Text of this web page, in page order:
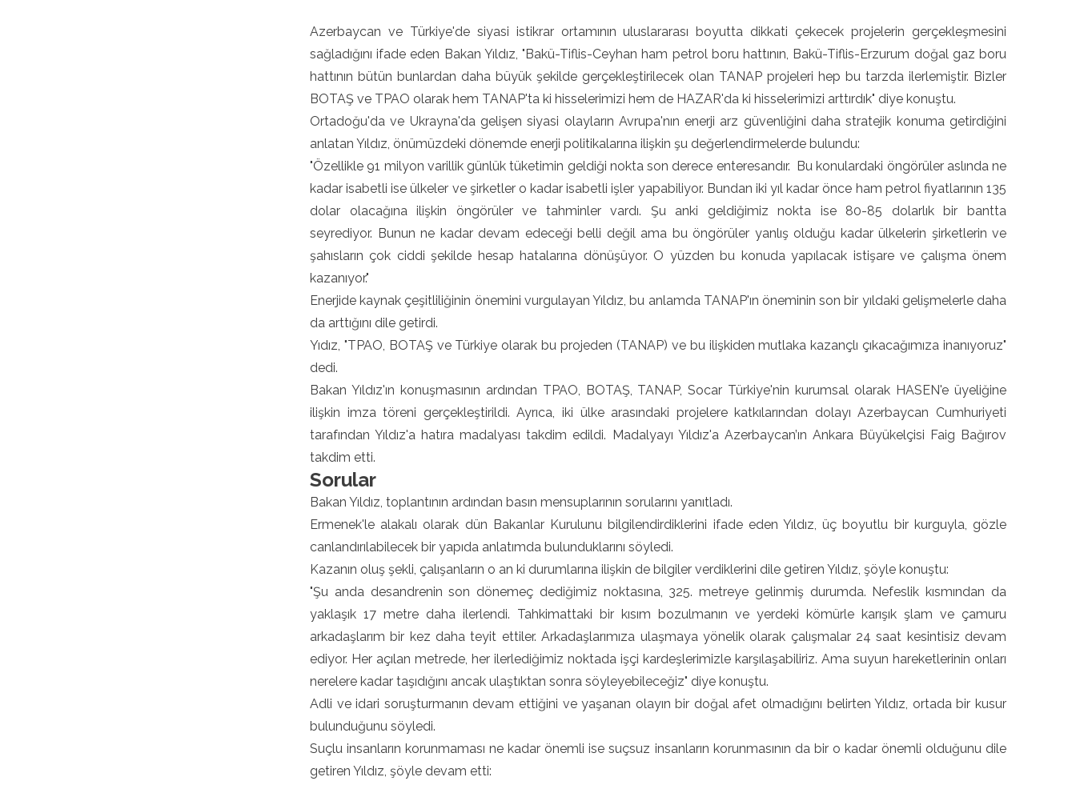
Azerbaycan ve Türkiye'de siyasi istikrar ortamının uluslararası boyutta dikkati çekecek projelerin gerçekleşmesini
sağladığını ifade eden Bakan Yıldız, "Bakü-Tiflis-Ceyhan ham petrol boru hattının, Bakü-Tiflis-Erzurum doğal gaz boru
hattının bütün bunlardan daha büyük şekilde gerçekleştirilecek olan TANAP projeleri hep bu tarzda ilerlemiştir. Bizler
BOTAŞ ve TPAO olarak hem TANAP'ta ki hisselerimizi hem de HAZAR'da ki hisselerimizi arttırdık" diye konuştu.
Ortadoğu'da ve Ukrayna'da gelişen siyasi olayların Avrupa'nın enerji arz güvenliğini daha stratejik konuma getirdiğini
anlatan Yıldız, önümüzdeki dönemde enerji politikalarına ilişkin şu değerlendirmelerde bulundu:
"Özellikle 91 milyon varillik günlük tüketimin geldiği nokta son derece enteresandır. Bu konulardaki öngörüler aslında ne
kadar isabetli ise ülkeler ve şirketler o kadar isabetli işler yapabiliyor. Bundan iki yıl kadar önce ham petrol fiyatlarının 135
dolar olacağına ilişkin öngörüler ve tahminler vardı. Şu anki geldiğimiz nokta ise 80-85 dolarlık bir bantta
seyrediyor. Bunun ne kadar devam edeceği belli değil ama bu öngörüler yanlış olduğu kadar ülkelerin şirketlerin ve
şahısların çok ciddi şekilde hesap hatalarına dönüşüyor. O yüzden bu konuda yapılacak istişare ve çalışma önem
kazanıyor."
Enerjide kaynak çeşitliliğinin önemini vurgulayan Yıldız, bu anlamda TANAP'ın öneminin son bir yıldaki gelişmelerle daha
da arttığını dile getirdi.
Yıdız, "TPAO, BOTAŞ ve Türkiye olarak bu projeden (TANAP) ve bu ilişkiden mutlaka kazançlı çıkacağımıza inanıyoruz"
dedi.
Bakan Yıldız'ın konuşmasının ardından TPAO, BOTAŞ, TANAP, Socar Türkiye'nin kurumsal olarak HASEN'e üyeliğine
ilişkin imza töreni gerçekleştirildi. Ayrıca, iki ülke arasındaki projelere katkılarından dolayı Azerbaycan Cumhuriyeti
tarafından Yıldız'a hatıra madalyası takdim edildi. Madalyayı Yıldız'a Azerbaycan’ın Ankara Büyükelçisi Faig Bağırov
takdim etti.
Sorular
Bakan Yıldız, toplantının ardından basın mensuplarının sorularını yanıtladı.
Ermenek'le alakalı olarak dün Bakanlar Kurulunu bilgilendirdiklerini ifade eden Yıldız, üç boyutlu bir kurguyla, gözle
canlandırılabilecek bir yapıda anlatımda bulunduklarını söyledi.
Kazanın oluş şekli, çalışanların o an ki durumlarına ilişkin de bilgiler verdiklerini dile getiren Yıldız, şöyle konuştu:
"Şu anda desandrenin son dönemeç dediğimiz noktasına, 325. metreye gelinmiş durumda. Nefeslik kısmından da
yaklaşık 17 metre daha ilerlendi. Tahkimattaki bir kısım bozulmanın ve yerdeki kömürle karışık şlam ve çamuru
arkadaşlarım bir kez daha teyit ettiler. Arkadaşlarımıza ulaşmaya yönelik olarak çalışmalar 24 saat kesintisiz devam
ediyor. Her açılan metrede, her ilerlediğimiz noktada işçi kardeşlerimizle karşılaşabiliriz. Ama suyun hareketlerinin onları
nerelere kadar taşıdığını ancak ulaştıktan sonra söyleyebileceğiz" diye konuştu.
Adli ve idari soruşturmanın devam ettiğini ve yaşanan olayın bir doğal afet olmadığını belirten Yıldız, ortada bir kusur
bulunduğunu söyledi.
Suçlu insanların korunmaması ne kadar önemli ise suçsuz insanların korunmasının da bir o kadar önemli olduğunu dile
getiren Yıldız, şöyle devam etti: